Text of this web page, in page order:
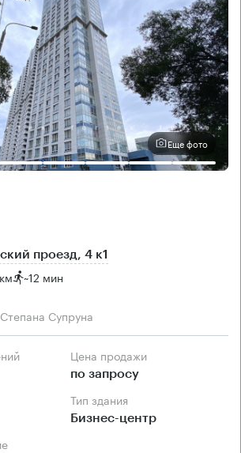
Еще фото
проезд, 4 к1
~12 мин
Супруна
Цена продажи
по запросу
Тип здания
Бизнес-центр